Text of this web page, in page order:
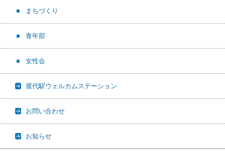
まちづくり
青年部
女性会
屋代駅ウェルカムステーション
お問い合わせ
お知らせ